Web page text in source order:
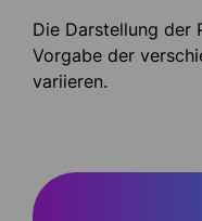
Die Darstellung der
Vorgabe der
variieren.